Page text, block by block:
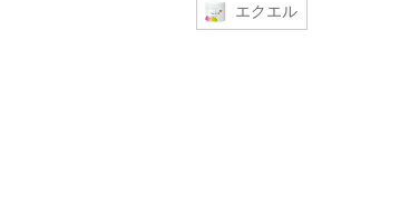
エクエル